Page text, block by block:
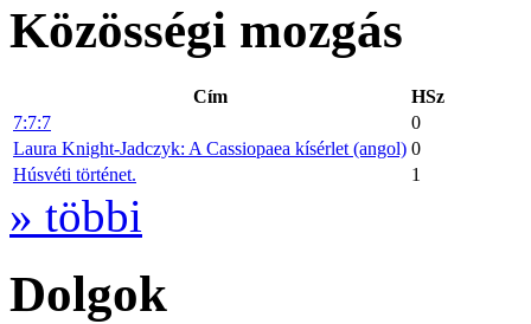
Közösségi mozgás
Cím
HSz
7:7:7
0
Laura Knight-Jadczyk: A Cassiopaea kísérlet (angol) 0
Húsvéti történet.
1
» többi
Dolgok